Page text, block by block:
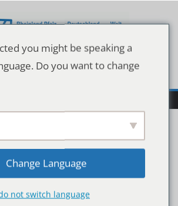
trump-
you might be speaking a
Do you want to change
Change Language
not switch language